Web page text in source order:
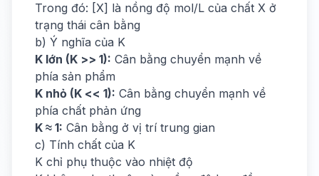
Trong đó: [X] là nồng độ mol/L của chất X ở
trạng thái cân bằng
b) Ý nghĩa của K
K lớn (K >> 1): Cân bằng chuyển mạnh về
phía sản phẩm
K nhỏ (K << 1): Cân bằng chuyển mạnh về
phía chất phản ứng
K ≈ 1: Cân bằng ở vị trí trung gian
c) Tính chất của K
K chỉ phụ thuộc vào nhiệt độ